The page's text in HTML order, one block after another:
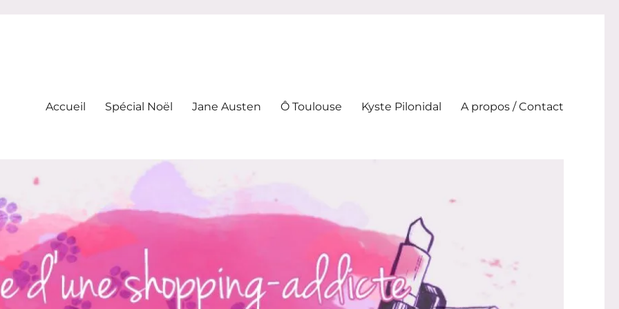
Accueil Spécial Noël Jane Austen Ô Toulouse Kyste Pilonidal A propos / Contact